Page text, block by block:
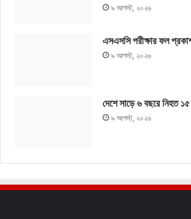
৯ আগস্ট, ২০২৬
এসএসসি পরীক্ষার ফল
৯ আগস্ট, ২০২৬
দেশে সাড়ে ৬ বছরে নিহত
৯ আগস্ট, ২০২৬